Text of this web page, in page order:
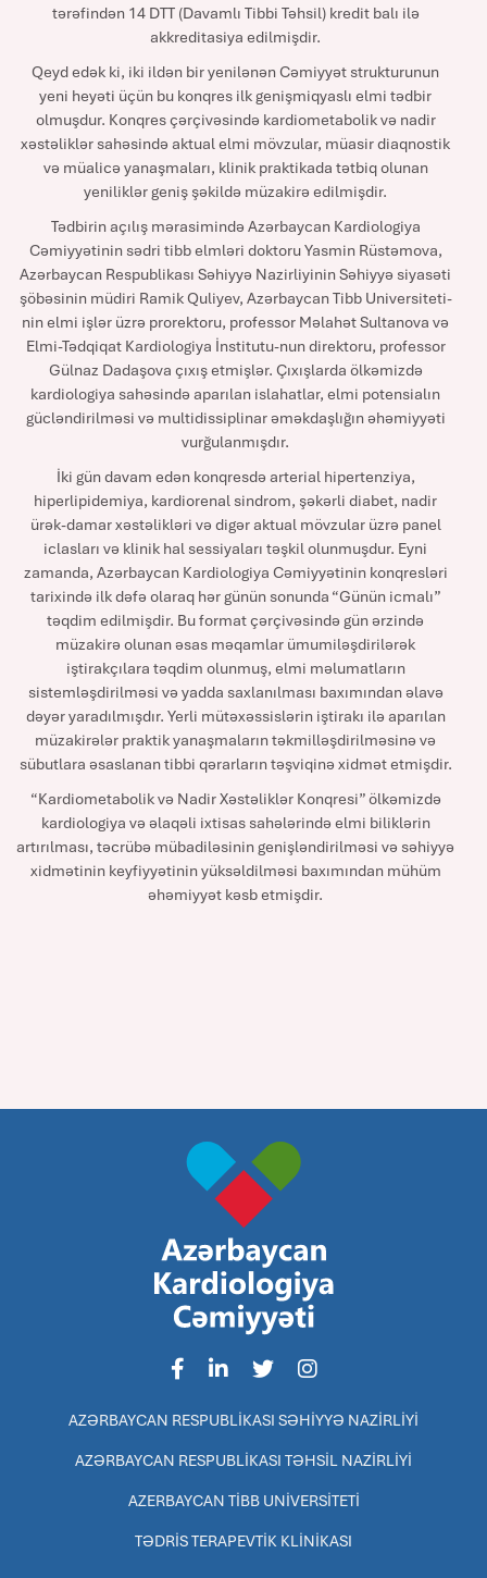
tərəfindən 14 DTT (Davamlı Tibbi Təhsil) kredit balı ilə
akkreditasiya edilmişdir.
Qeyd edək ki, iki ildən bir yenilənən Cəmiyyət strukturunun
yeni heyəti üçün bu konqres ilk genişmiqyaslı elmi tədbir
olmuşdur. Konqres çərçivəsində kardiometabolik və nadir
xəstəliklər sahəsində aktual elmi mövzular, müasir diaqnostik
və müalicə yanaşmaları, klinik praktikada tətbiq olunan
yeniliklər geniş şəkildə müzakirə edilmişdir.
Tədbirin açılış mərasimində Azərbaycan Kardiologiya
Cəmiyyətinin sədri tibb elmləri doktoru Yasmin Rüstəmova,
Azərbaycan Respublikası Səhiyyə Nazirliyinin Səhiyyə siyasəti
şöbəsinin müdiri Ramik Quliyev, Azərbaycan Tibb Universiteti-
nin elmi işlər üzrə prorektoru, professor Məlahət Sultanova və
Elmi-Tədqiqat Kardiologiya İnstitutu-nun direktoru, professor
Gülnaz Dadaşova çıxış etmişlər. Çıxışlarda ölkəmizdə
kardiologiya sahəsində aparılan islahatlar, elmi potensialın
gücləndirilməsi və multidissiplinar əməkdaşlığın əhəmiyyəti
vurğulanmışdır.
İki gün davam edən konqresdə arterial hipertenziya,
hiperlipidemiya, kardiorenal sindrom, şəkərli diabet, nadir
ürək-damar xəstəlikləri və digər aktual mövzular üzrə panel
iclasları və klinik hal sessiyaları təşkil olunmuşdur. Eyni
zamanda, Azərbaycan Kardiologiya Cəmiyyətinin konqresləri
tarixində ilk dəfə olaraq hər günün sonunda “Günün icmalı”
təqdim edilmişdir. Bu format çərçivəsində gün ərzində
müzakirə olunan əsas məqamlar ümumiləşdirilərək
iştirakçılara təqdim olunmuş, elmi məlumatların
sistemləşdirilməsi və yadda saxlanılması baxımından əlavə
dəyər yaradılmışdır. Yerli mütəxəssislərin iştirakı ilə aparılan
müzakirələr praktik yanaşmaların təkmilləşdirilməsinə və
sübutlara əsaslanan tibbi qərarların təşviqinə xidmət etmişdir.
“Kardiometabolik və Nadir Xəstəliklər Konqresi” ölkəmizdə
kardiologiya və əlaqəli ixtisas sahələrində elmi biliklərin
artırılması, təcrübə mübadiləsinin genişləndirilməsi və səhiyyə
xidmətinin keyfiyyətinin yüksəldilməsi baxımından mühüm
əhəmiyyət kəsb etmişdir.
AZƏRBAYCAN RESPUBLİKASI SƏHİYYƏ NAZİRLİYİ
AZƏRBAYCAN RESPUBLİKASI TƏHSİL NAZİRLİYİ
AZERBAYCAN TİBB UNİVERSİTETİ
TƏDRİS TERAPEVTİK KLİNİKASI